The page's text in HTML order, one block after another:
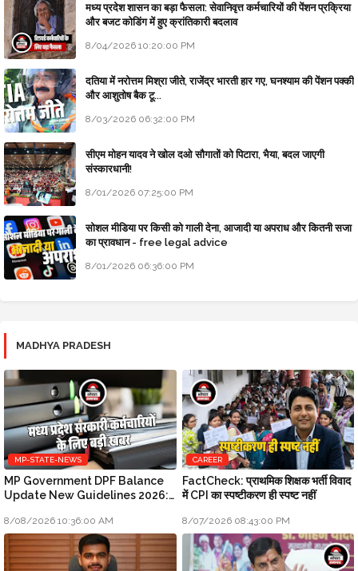
मध्य प्रदेश शासन का बड़ा फैसला: सेवानिवृत्त कर्मचारियों की पेंशन प्रक्रिया
और बजट कोडिंग में हुए क्रांतिकारी बदलाव
8/04/2026 10:20:00 PM
दतिया में नरोत्तम मिश्रा जीते, राजेंद्र भारती हार गए, घनश्याम की पेंशन पक्की
और आशुतोष बैक टू...
8/03/2026 06:32:00 PM
सीएम मोहन यादव ने खोल दओ सौगातों को पिटारा, भैया, बदल जाएगी
संस्कारधानी!
8/01/2026 07:25:00 PM
सोशल मीडिया पर किसी को गाली देना, आजादी या अपराध और कितनी सजा
का प्रावधान - free legal advice
8/01/2026 06:36:00 PM
MADHYA PRADESH
MP-STATE-NEWS
MP Government DPF Balance
Update New Guidelines 2026:
खबर
8/08/2026 10:36:00 AM
CAREER
FactCheck: प्राथमिक शिक्षक भर्ती विवाद
में CPI का स्पष्टीकरण ही स्पष्ट नहीं
8/07/2026 08:43:00 PM